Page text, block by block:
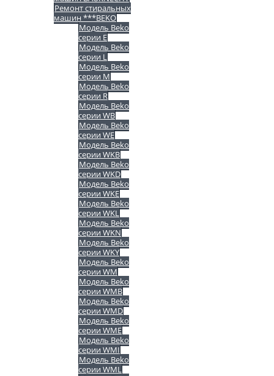
Ремонт стиральных
машин ***BEKO
Модель Beko
серии E
Модель Beko
серии L
Модель Beko
серии M
Модель Beko
серии R
Модель Beko
серии WB
Модель Beko
серии WE
Модель Beko
серии WKB
Модель Beko
серии WKD
Модель Beko
серии WKE
Модель Beko
серии WKL
Модель Beko
серии WKN
Модель Beko
серии WKY
Модель Beko
серии WM
Модель Beko
серии WMB
Модель Beko
серии WMD
Модель Beko
серии WME
Модель Beko
серии WMI
Модель Beko
серии WML